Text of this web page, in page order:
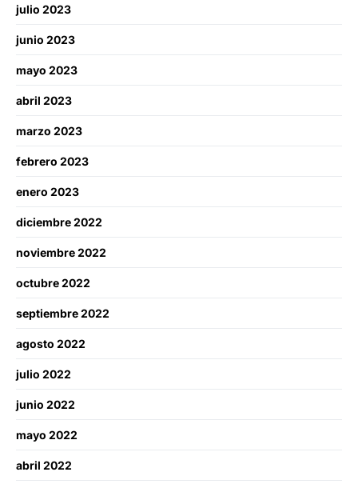
julio 2023
junio 2023
mayo 2023
abril 2023
marzo 2023
febrero 2023
enero 2023
diciembre 2022
noviembre 2022
octubre 2022
septiembre 2022
agosto 2022
julio 2022
junio 2022
mayo 2022
abril 2022